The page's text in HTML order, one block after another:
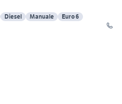
Diesel Manuale
Euro 6